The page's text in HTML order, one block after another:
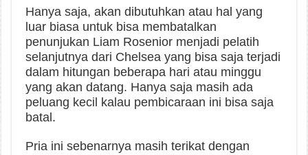
Hanya saja, akan dibutuhkan atau hal yang
luar biasa untuk bisa membatalkan
penunjukan Liam Rosenior menjadi pelatih
selanjutnya dari Chelsea yang bisa saja terjadi
dalam hitungan beberapa hari atau minggu
yang akan datang. Hanya saja masih ada
peluang kecil kalau pembicaraan ini bisa saja
batal.
Pria ini sebenarnya masih terikat dengan